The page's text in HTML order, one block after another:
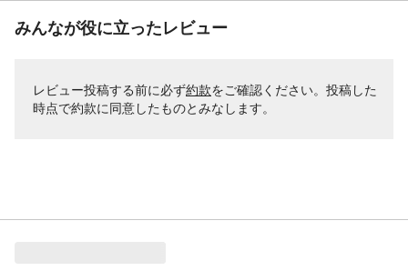
みんなが役に立ったレビュー
レビュー投稿する前に必ず約款をご確認ください。投稿した
時点で約款に同意したものとみなします。